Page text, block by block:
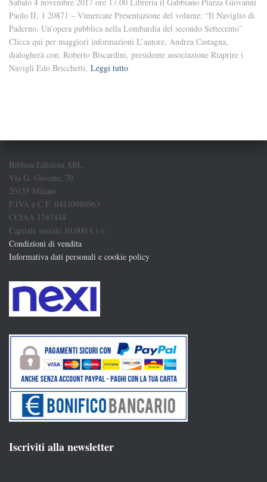
Sabato 4 novembre 2017 ore 17.00 Libreria il Gabbiano Piazza Giovanni
Paolo II, 1 20871 – Vimercate Presentazione del volume: “Il Naviglio di
Paderno. Un’opera pubblica nella Lombardia del secondo Settecento”
Clicca qui per maggiori informazioni L’autore, Andrea Castagna,
dialogherà con: Roberto Biscardini, presidente associazione Riaprire i
Navigli Edo Bricchetti, Leggi tutto
Biblion Edizioni SRL
Via G. Govone, 70
20155 Milano
P.IVA e C.F. 04430980963
CCIAA 1747448
Capitale sociale 10.000 € i.v.
Condizioni di vendita
Informativa dati personali e cookie policy
Iscriviti alla newsletter